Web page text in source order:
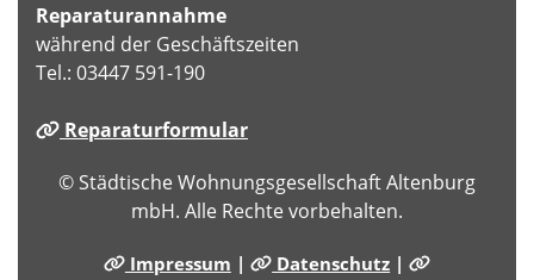
Reparaturannahme
während der Geschäftszeiten
Tel.: 03447 591-190
Reparaturformular
© Städtische Wohnungsgesellschaft Altenburg
mbH. Alle Rechte vorbehalten.
Impressum | Datenschutz |